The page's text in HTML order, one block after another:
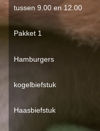
tussen 9.00 en 12.00
Pakket 1
Hamburgers
kogelbiefstuk
Haasbiefstuk